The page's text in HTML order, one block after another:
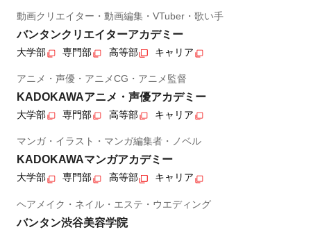
動画クリエイター・動画編集・VTuber・歌い手
バンタンクリエイターアカデミー
大学部 専門部 高等部 キャリア
アニメ・声優・アニメCG・アニメ監督
KADOKAWAアニメ・声優アカデミー
大学部 専門部 高等部 キャリア
マンガ・イラスト・マンガ編集者・ノベル
KADOKAWAマンガアカデミー
大学部 専門部 高等部 キャリア
ヘアメイク・ネイル・エステ・ウエディング
バンタン渋谷美容学院